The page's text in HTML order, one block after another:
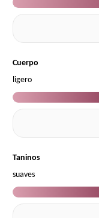
Cuerpo
ligero
Taninos
suaves